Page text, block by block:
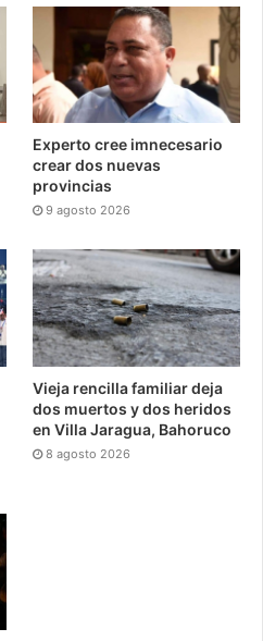
Experto cree imnecesario
crear dos nuevas
provincias
9 agosto 2026
Vieja rencilla familiar deja
dos muertos y dos heridos
en Villa Jaragua, Bahoruco
8 agosto 2026